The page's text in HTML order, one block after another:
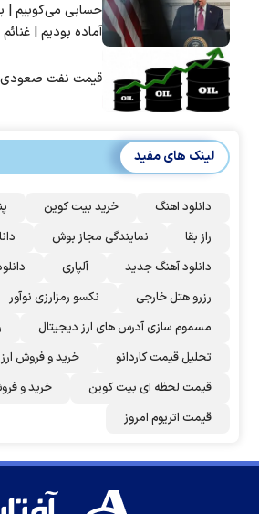
حسابی می‌کوبیم |
آماده بودیم |
قیمت نفت صعودی ماند؛
لینک های مفید
دانلود اهنگ خرید بیت کوین
راز بقا
نمایندگی مجاز بوش
دانلود آهنگ جدید
آلپاری
رزرو هتل خارجی
نکسو رمزارزی نوآور
مسموم سازی آدرس های ارز دیجیتال
تحلیل قیمت کاردانو
خرید و فروش
قیمت لحظه ای بیت کوین
خرید و
قیمت اتریوم امروز